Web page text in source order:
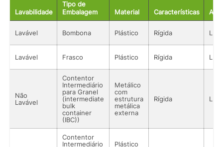
Lavabilidade
Tipo de
Embalagem
Material Características
Lavável Bombona Plástico Rígida
Lavável Frasco Plástico Rígida
Não
Lavável
Contentor
Intermediário
para Granel
(intermediate
bulk
container
(IBC))
Metálico
com
estrutura
metálica
externa
Rígida
Contentor
Intermediário
Plástico